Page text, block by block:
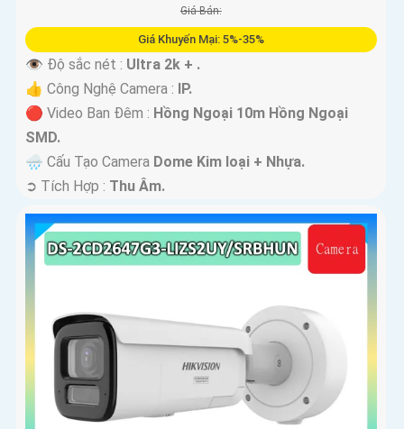
Giá Bán:
Giá Khuyến Mại: 5%-35%
👁 Độ sắc nét : Ultra 2k + .
👍 Công Nghệ Camera : IP.
🔴 Video Ban Đêm : Hồng Ngoại 10m Hồng Ngoại
SMD.
🌧️ Cấu Tạo Camera Dome Kim loại + Nhựa.
️➲ Tích Hợp : Thu Âm.